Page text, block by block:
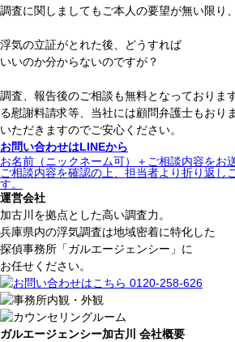
調査に関しましてもご本人の要望が無い限り
浮気の立証がとれた後、どうすれば
いいのか分からないのですが？
調査、報告後のご相談も無料となっております
る慰謝料請求等、当社には顧問弁護士もおり
いただきますのでご安心ください。
お問い合わせはLINEから
お名前（ニックネーム可）＋ご相談内容をお
ご相談内容を確認の上、担当者より折り返し
す。
運営会社
加古川を拠点とした高い調査力。
兵庫県内の浮気調査は地域密着に特化した
探偵事務所「ガルエージェンシー」に
お任せください。
ガルエージェンシー加古川 会社概要